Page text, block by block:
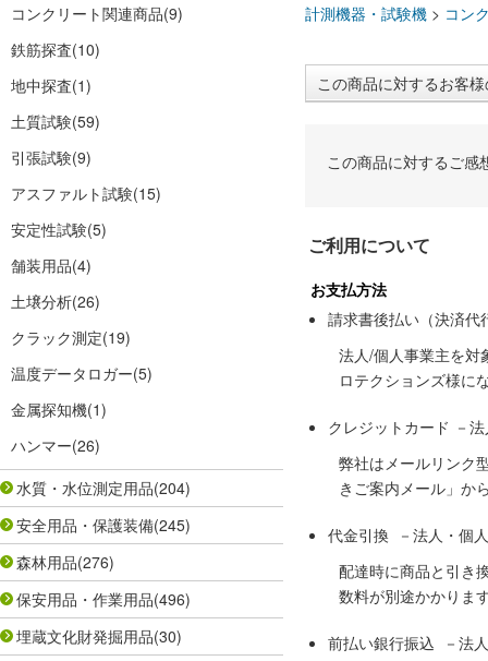
コンクリート関連商品(9)
鉄筋探査(10)
地中探査(1)
土質試験(59)
引張試験(9)
アスファルト試験(15)
安定性試験(5)
舗装用品(4)
土壌分析(26)
クラック測定(19)
温度データロガー(5)
金属探知機(1)
ハンマー(26)
水質・水位測定用品(204)
安全用品・保護装備(245)
森林用品(276)
保安用品・作業用品(496)
埋蔵文化財発掘用品(30)
計測機器・試験機 > コン
この商品に対するお客
この商品に対するご感
ご利用について
お支払方法
請求書後払い（決済代
法人/個人事業主を対
ロテクションズ様に
クレジットカード －
弊社はメールリンク
きご案内メール」か
代金引換 －法人・個
配達時に商品と引き
数料が別途かかりま
前払い銀行振込 －法